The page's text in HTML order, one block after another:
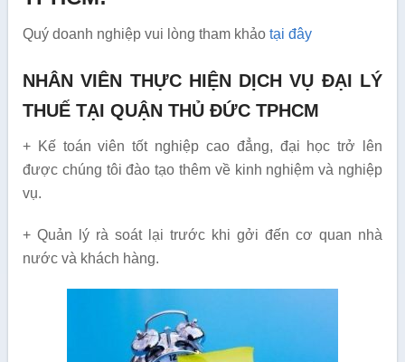
Quý doanh nghiệp vui lòng tham khảo tại đây
NHÂN VIÊN THỰC HIỆN DỊCH VỤ ĐẠI LÝ
THUẾ TẠI QUẬN THỦ ĐỨC TPHCM
+ Kế toán viên tốt nghiệp cao đẳng, đại học trở lên
được chúng tôi đào tạo thêm về kinh nghiệm và nghiệp
vụ.
+ Quản lý rà soát lại trước khi gởi đến cơ quan nhà
nước và khách hàng.